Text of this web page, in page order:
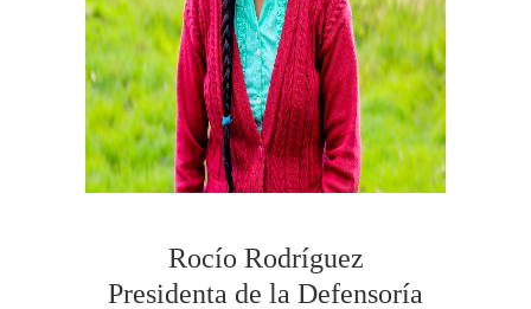
Rocío Rodríguez
Presidenta de la Defensoría